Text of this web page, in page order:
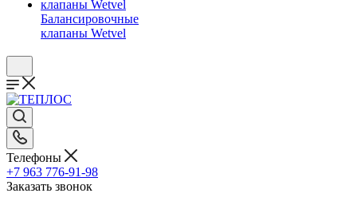
Балансировочные
клапаны Wetvel
Телефоны
+7 963 776-91-98
Заказать звонок